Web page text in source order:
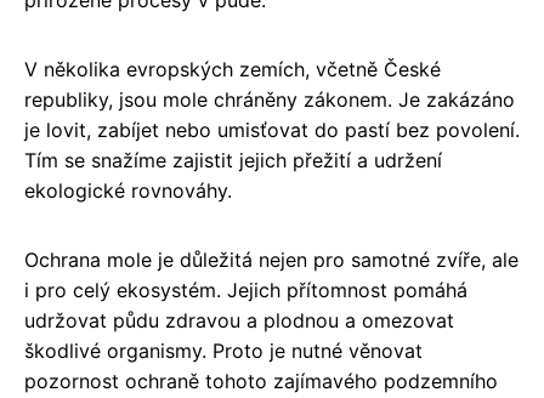
V několika evropských zemích, včetně České
republiky, jsou mole chráněny zákonem. Je zakázáno
je lovit, zabíjet nebo umisťovat do pastí bez povolení.
Tím se snažíme zajistit jejich přežití a udržení
ekologické rovnováhy.
Ochrana mole je důležitá nejen pro samotné zvíře, ale
i pro celý ekosystém. Jejich přítomnost pomáhá
udržovat půdu zdravou a plodnou a omezovat
škodlivé organismy. Proto je nutné věnovat
pozornost ochraně tohoto zajímavého podzemního